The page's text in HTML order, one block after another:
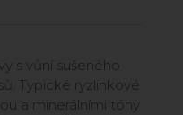
s vůní sušeného
Typické ryzlinkové
a minerálními tóny